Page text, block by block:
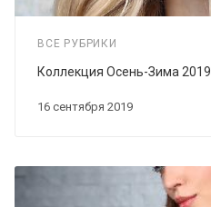
ВСЕ РУБРИКИ
16 сентября 2019
Коллекция Осень-Зима